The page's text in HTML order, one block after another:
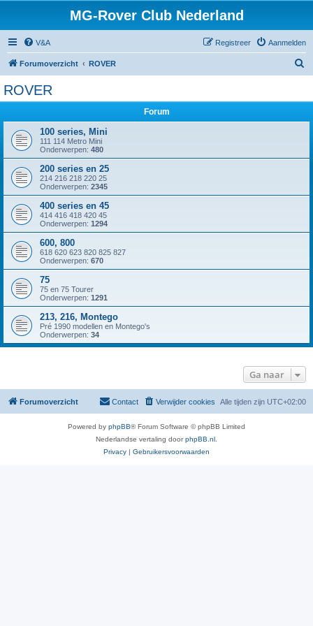
MG-Rover Club Nederland
V&A Aanmelden
Registreer
Forumoverzicht ROVER
ROVER
Forum
100 series, Mini
111 114 Metro Mini
Onderwerpen: 480
200 series en 25
214 216 218 220 25
Onderwerpen: 2345
400 series en 45
414 416 418 420 45
Onderwerpen: 1294
600, 800
618 620 623 820 825 827
Onderwerpen: 670
75
75 en 75 Tourer
Onderwerpen: 1291
213, 216, Montego
Pré 1990 modellen en Montego's
Onderwerpen: 34
Ga naar
Forumoverzicht Alle tijden zijn UTC+02:00
Verwijder cookies
Contact
Powered by phpBB® Forum Software © phpBB Limited
Nederlandse vertaling doorphpBB.nl
Privacy | Gebruikersvoorwaarden